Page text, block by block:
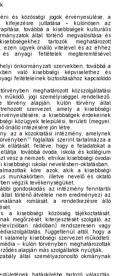
és közösségi jogok érvényesülése, a
kifejezésre juttatása – különösen az
továbbá a kisebbségek kulturális
által történő megvalósítása és
tartozók meghatározott
ezen ügyek önálló vitelével és az ehhez
anyagi feltételek megteremtésével
önkormányzati szervekben, továbbá a
való kisebbségi képviselethez és
feltételeinek biztosításához kapcsolódó
meghatározott közszolgáltatási
jogi személyiséggel rendelkező,
törvény alapján, külön törvény által
szervezet, amely a kisebbségi
a kisebbségek érdekeinek
közügyek települési, területi (megyei,
önálló intézésére jön létre,
az a közoktatási intézmény, amelynek
10 foglaltak szerint tartalmazza a
ellátását, feltéve, hogy e feladatokat a
továbbá óvoda, iskola és kollégium
vesz a nemzeti, etnikai kisebbségi óvodai
iskolai nevelésben-oktatásban,
köre: azok, akik a kisebbségi
munkakörben, illetve nevelő és oktató
végzik tevékenységüket,
gondoskodás: az intézmény fenntartói
történő átvétele nem eredményezi az
romlását, a rendelkezésre álló
a kisebbségi közösség tájékoztatását,
megőrzését, kiterjesztését szolgáló, az
rádióban) rendszeresen vagy
függetlenül attól, hogy a
valamely kisebbségi szervezet működteti,
– külön törvényben meghatározottak
alapján más szolgáltatók nyújtják,
által személyazonosító okmánynak
hatáskörébe tartozó választás,